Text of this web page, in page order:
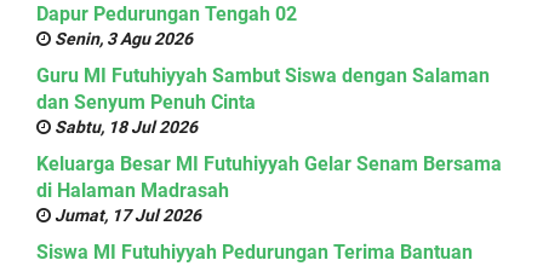
Dapur Pedurungan Tengah 02
Senin, 3 Agu 2026
Guru MI Futuhiyyah Sambut Siswa dengan Salaman
dan Senyum Penuh Cinta
Sabtu, 18 Jul 2026
Keluarga Besar MI Futuhiyyah Gelar Senam Bersama
di Halaman Madrasah
Jumat, 17 Jul 2026
Siswa MI Futuhiyyah Pedurungan Terima Bantuan